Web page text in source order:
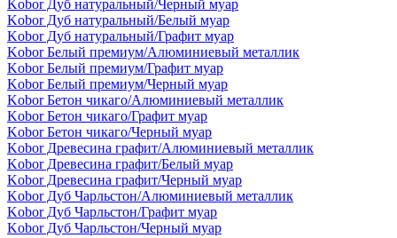
Kobor Дуб натуральный/Черный муар
Kobor Дуб натуральный/Белый муар
Kobor Дуб натуральный/Графит муар
Kobor Белый премиум/Алюминиевый металлик
Kobor Белый премиум/Графит муар
Kobor Белый премиум/Черный муар
Kobor Бетон чикаго/Алюминиевый металлик
Kobor Бетон чикаго/Графит муар
Kobor Бетон чикаго/Черный муар
Kobor Древесина графит/Алюминиевый металлик
Kobor Древесина графит/Белый муар
Kobor Древесина графит/Черный муар
Kobor Дуб Чарльстон/Алюминиевый металлик
Kobor Дуб Чарльстон/Графит муар
Kobor Дуб Чарльстон/Черный муар